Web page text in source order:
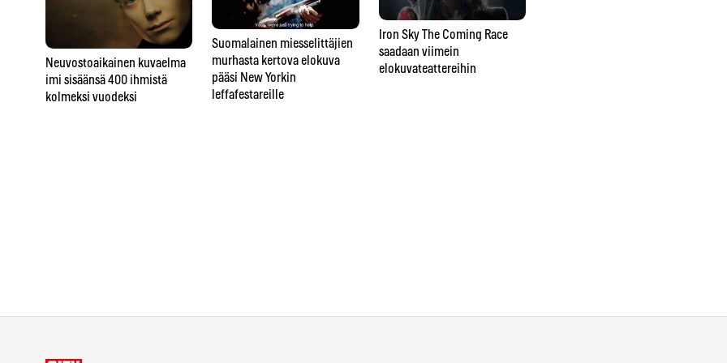
Neuvostoaikainen kuvaelma
imi sisäänsä 400 ihmistä
kolmeksi vuodeksi
Suomalainen miesselittäjien
murhasta kertova elokuva
pääsi New Yorkin
leffafestareille
Iron Sky The Coming Race
saadaan viimein
elokuvateattereihin